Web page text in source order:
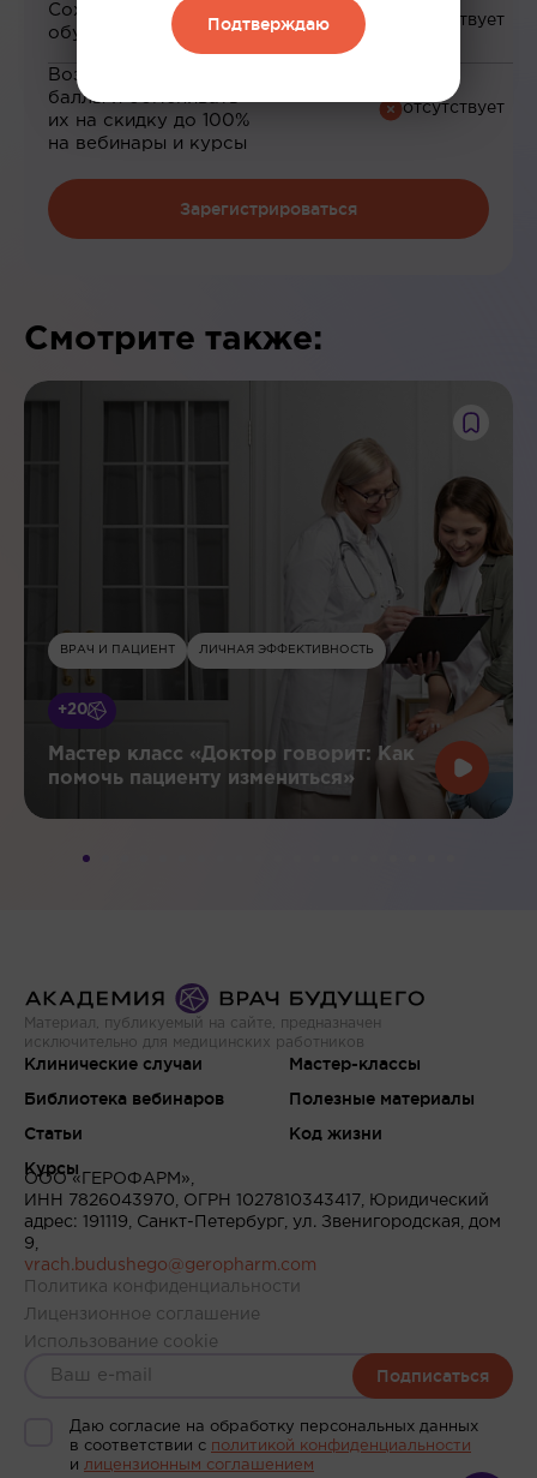
Сохранение прогресса по
обучению
Возможность зарабатывать
баллы и обменивать
их на скидку до 100%
на вебинары и курсы
Зарегистрироваться
Смотрите также:
ВРАЧ И ПАЦИЕНТ ЛИЧНАЯ ЭФФЕКТИВНОСТЬ
+20
Мастер класс «Доктор говорит: Как
помочь пациенту измениться»
Материал, публикуемый на сайте, предназначен
исключительно для медицинских работников
Клинические случаи
Библиотека вебинаров
Статьи
Курсы
Мастер-классы
Полезные материалы
Код жизни
ООО «ГЕРОФАРМ»,
ИНН 7826043970, ОГРН 1027810343417, Юридический
адрес: 191119, Санкт-Петербург, ул. Звенигородская, дом
9,
vrach.budushego@geropharm.com
Политика конфиденциальности
Лицензионное соглашение
Использование cookie
Подписаться
Даю согласие на обработку персональных данных
в соответствии c политикой конфиденциальности
и лицензионным соглашением
Подтверждаю